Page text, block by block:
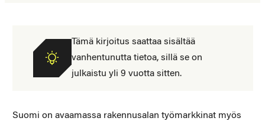
Tämä kirjoitus saattaa sisältää
vanhentunutta tietoa, sillä se on
julkaistu yli 9 vuotta sitten.
Suomi on avaamassa rakennusalan työmarkkinat myös